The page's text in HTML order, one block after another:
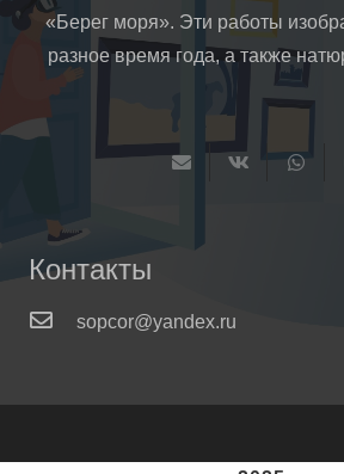
«Берег моря». Эти работы
разное время года, а также
Контакты
sopcor@yandex.ru